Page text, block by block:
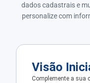
dados cadastrais e
personalize com
Visão
Complemente a sua